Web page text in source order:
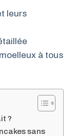
leurs
à tous
?
sans